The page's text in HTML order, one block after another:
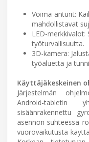
Voima-anturit:
mahdollistavat
LED-
työturvallisuutta.
3D-kamera:
työaluetta ja
Käyttäjäkeskeinen
Järjestelmän
Android-tabletin
sisäänrakennettu
asennon suhteessa
vuorovaikutusta